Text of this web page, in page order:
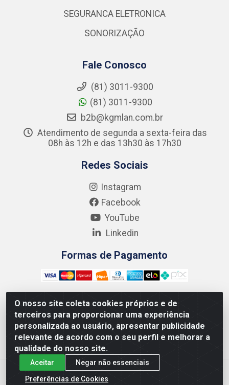
O nosso site coleta cookies próprios e de
terceiros para proporcionar uma experiência
personalizada ao usuário, apresentar publicidade
relevante de acordo com o seu perfil e melhorar a
qualidade do nosso site.
Aceitar
Negar não essenciais
Preferências de Cookies
SEGURANCA ELETRONICA
SONORIZAÇÃO
Fale Conosco
(81) 3011-9300
(81) 3011-9300
b2b@kgmlan.com.br
Atendimento de segunda a sexta-feira das
08h às 12h e das 13h30 às 17h30
Redes Sociais
Instagram
Facebook
YouTube
Linkedin
Formas de Pagamento
Kgmlan Distribuidora LTDA - CNPJ 18.217.682/0001-54 -
Rua Pedro de Barros Cavalcante, 58 - Bultrins, Olinda/PE
- CEP 53320-110